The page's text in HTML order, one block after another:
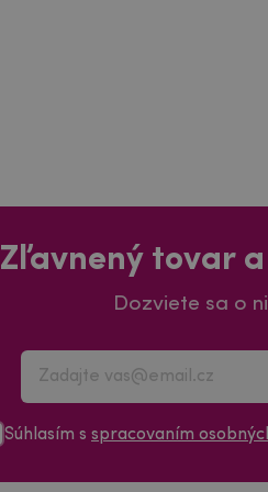
Zľavnený tovar
Dozviete sa o
Súhlasím s spracovaním